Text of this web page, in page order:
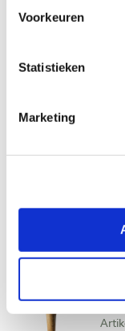
Voorkeuren
Statistieken
Marketing
€
Op